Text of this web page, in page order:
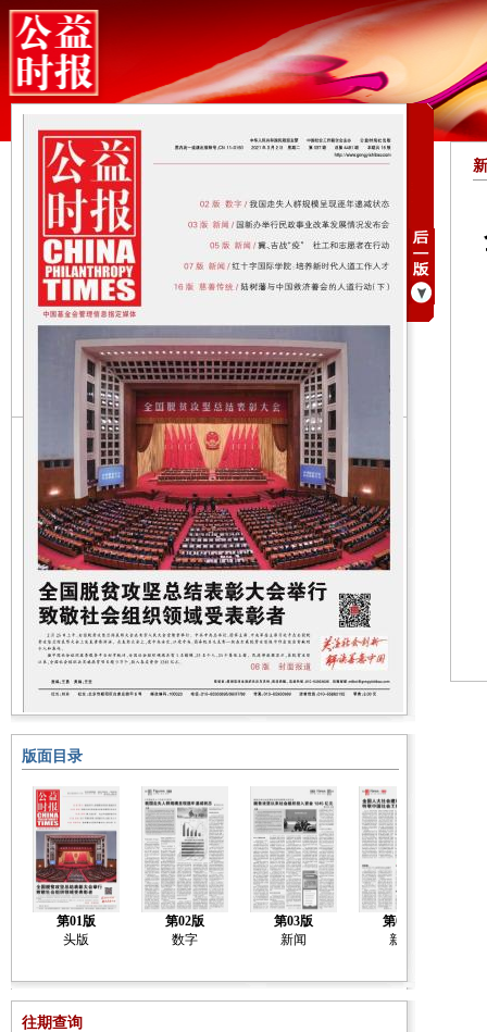
版面目录
第01版
头版
第02版
数字
第03版
新闻
第04版
新闻
往期查询